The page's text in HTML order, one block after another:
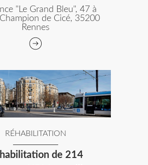
"Le Grand Bleu", 47 à
de Cicé, 35200
Rennes
RÉHABILITATION
de 214